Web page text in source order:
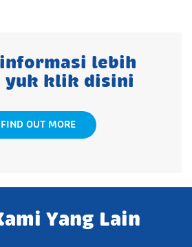
lebih
yuk klik disini
FIND OUT MORE
Yang Lain